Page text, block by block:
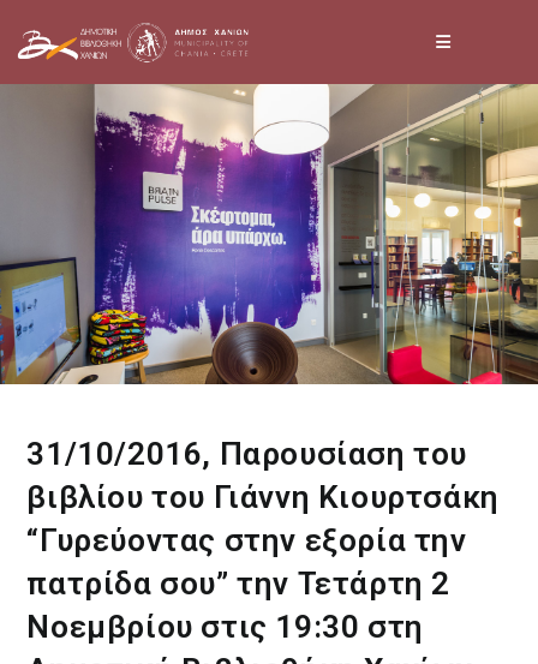
31/10/2016, Παρουσίαση του
βιβλίου του Γιάννη Κιουρτσάκη
“Γυρεύοντας στην εξορία την
πατρίδα σου” την Τετάρτη 2
Νοεμβρίου στις 19:30 στη